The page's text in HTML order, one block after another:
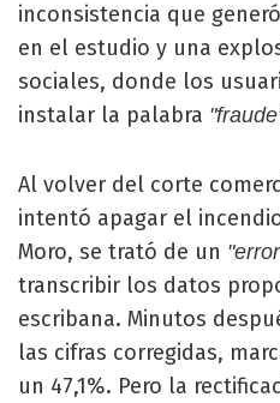
inconsistencia que
en el estudio y una
sociales, donde los
instalar la palabra
Al volver del corte
intentó apagar el
Moro, se trató de un
transcribir los datos
escribana. Minutos
las cifras corregidas,
un 47,1%. Pero la